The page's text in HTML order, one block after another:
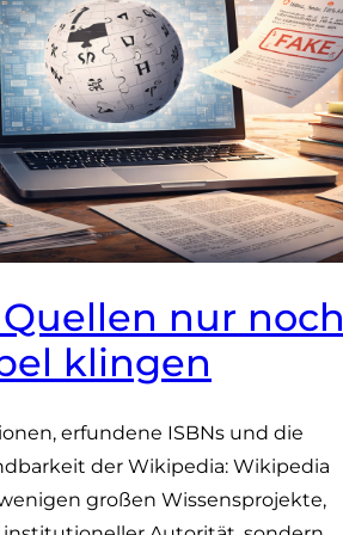
nur noch
klingen
erfundene ISBNs und die
der Wikipedia: Wikipedia
großen Wissensprojekte,